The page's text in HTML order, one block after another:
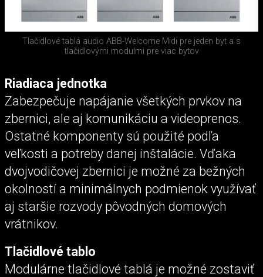
Tlačidlové tablá audio ABB-Welcome Midi pre jeden byt a s
tlačidlovými modulmi pre viac bytov
Riadiaca jednotka
Zabezpečuje napájanie všetkých prvkov na
zbernici, ale aj komunikáciu a videoprenos.
Ostatné komponenty sú použité podľa
veľkosti a potreby danej inštalácie. Vďaka
dvojvodičovej zbernici je možné za bežných
okolností a minimálnych podmienok využívať
aj staršie rozvody pôvodných domových
vrátnikov.
Tlačidlové tablo
Modulárne tlačidlové tablá je možné zostaviť